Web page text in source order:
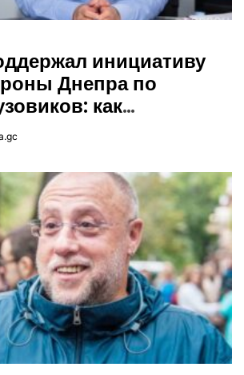
инициативу
Днепра по
как
к сбору